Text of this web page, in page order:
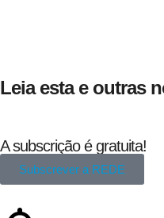
Leia esta e outras
A subscrição é gratuita!
Subscrever a REDE